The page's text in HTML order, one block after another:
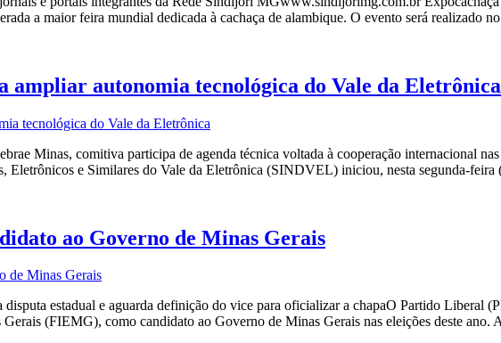
a maior feira mundial dedicada à cachaça de alambique. O evento será
ampliar autonomia tecnológica do Vale da Eletrônica
Minas, comitiva participa de agenda técnica voltada à cooperação internacional
Eletrônicos e Similares do Vale da Eletrônica (SINDVEL) iniciou, nesta segunda-
ao Governo de Minas Gerais
estadual e aguarda definição do vice para oficializar a chapaO Partido Liberal
(FIEMG), como candidato ao Governo de Minas Gerais nas eleições deste